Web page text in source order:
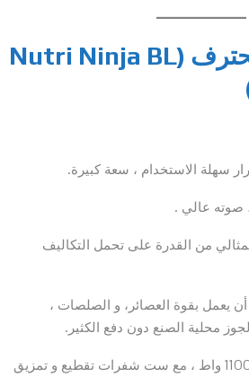
خلاط نينجا المحترف (Nutri Ninja BL
سهلة الاستخدام ، سعة كبيرة.
صوته عالي .
من القدرة على تحمل التكاليف
يعمل بقوة العصائر، و الصلصات ،
محلية الصنع دون دفع الكثير.
إنه يتميز بأداء قوى وفعال 1100 واط ، مع ست شفرات تقطيع و تمزيق